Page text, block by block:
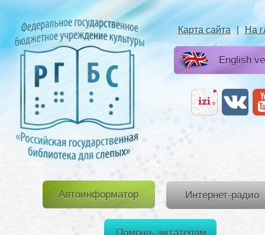
Карта сайта | На
English
Автоинформатор Интернет-радио